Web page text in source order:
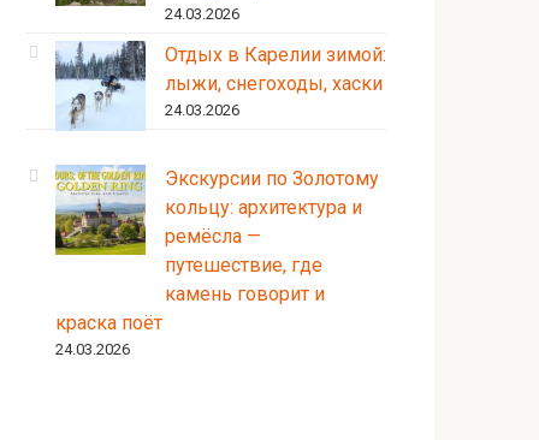
24.03.2026
Отдых в Карелии зимой:
лыжи, снегоходы, хаски
24.03.2026
Экскурсии по Золотому
кольцу: архитектура и
ремёсла —
путешествие, где
камень говорит и
краска поёт
24.03.2026